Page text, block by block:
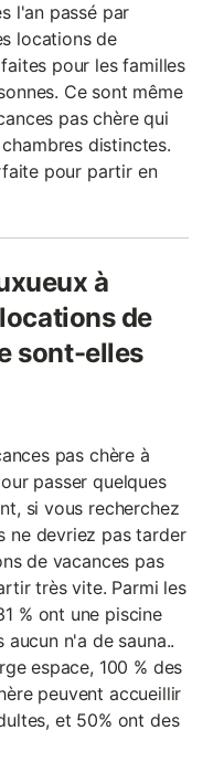
l'an passé par
locations de
pour les familles
Ce sont même
pas chère qui
distinctes.
pour partir en
à
de
sont-elles
pas chère à
passer quelques
si vous recherchez
ne devriez pas tarder
de vacances pas
très vite. Parmi les
% ont une piscine
n'a de sauna..
espace, 100 % des
peuvent accueillir
et 50% ont des